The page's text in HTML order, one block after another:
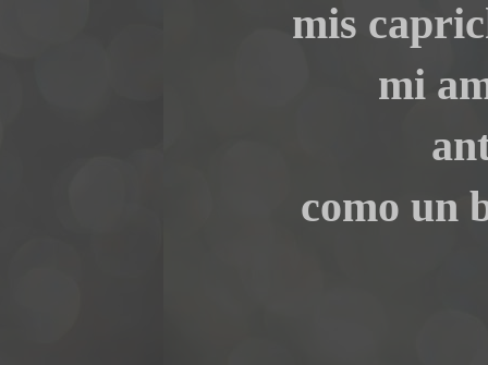
mis
mi
como un